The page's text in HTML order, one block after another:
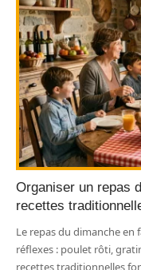
Organiser un repas
recettes
Le repas du dimanche
réflexes : poulet rôti,
recettes traditionnelles